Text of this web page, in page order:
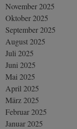
November 2025
Oktober 2025
September 2025
August 2025
Juli 2025
Juni 2025
Mai 2025
April 2025
März 2025
Februar 2025
Januar 2025